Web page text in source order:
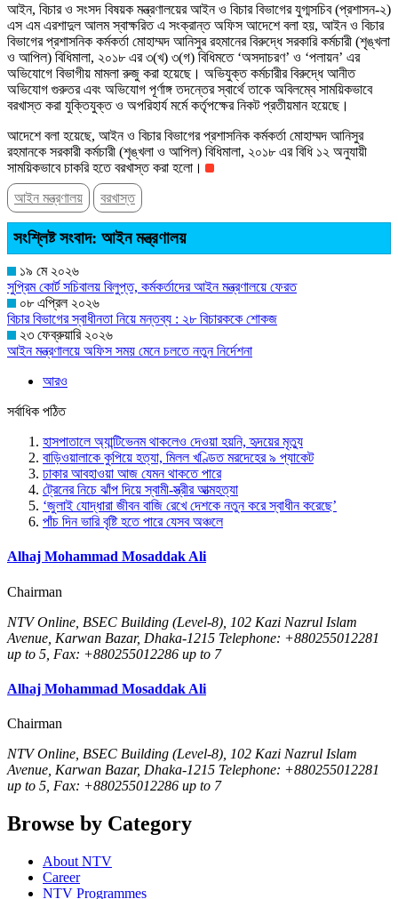
আইন, বিচার ও সংসদ বিষয়ক মন্ত্রণালয়ের আইন ও বিচার বিভাগের যুগ্মসচিব (প্রশাসন-২)
এস এম এরশাদুল আলম স্বাক্ষরিত এ সংক্রান্ত অফিস আদেশে বলা হয়, আইন ও বিচার
বিভাগের প্রশাসনিক কর্মকর্তা মোহাম্মদ আনিসুর রহমানের বিরুদ্ধে সরকারি কর্মচারী (শৃঙ্খলা
ও আপিল) বিধিমালা, ২০১৮ এর ৩(খ) ৩(গ) বিধিমতে ‘অসদাচরণ’ ও ‘পলায়ন’ এর
অভিযোগে বিভাগীয় মামলা রুজু করা হয়েছে। অভিযুক্ত কর্মচারীর বিরুদ্ধে আনীত
অভিযোগ গুরুতর এবং অভিযোগ পূর্ণাঙ্গ তদন্তের স্বার্থে তাকে অবিলম্বে সাময়িকভাবে
বরখাস্ত করা যুক্তিযুক্ত ও অপরিহার্য মর্মে কর্তৃপক্ষের নিকট প্রতীয়মান হয়েছে।
আদেশে বলা হয়েছে, আইন ও বিচার বিভাগের প্রশাসনিক কর্মকর্তা মোহাম্মদ আনিসুর
রহমানকে সরকারী কর্মচারী (শৃঙ্খলা ও আপিল) বিধিমালা, ২০১৮ এর বিধি ১২ অনুযায়ী
সাময়িকভাবে চাকরি হতে বরখাস্ত করা হলো।
আইন মন্ত্রণালয়
বরখাস্ত
সংশ্লিষ্ট সংবাদ: আইন মন্ত্রণালয়
১৯ মে ২০২৬
সুপ্রিম কোর্ট সচিবালয় বিলুপ্ত, কর্মকর্তাদের আইন মন্ত্রণালয়ে ফেরত
০৮ এপ্রিল ২০২৬
বিচার বিভাগের স্বাধীনতা নিয়ে মন্তব্য : ২৮ বিচারককে শোকজ
২৩ ফেব্রুয়ারি ২০২৬
আইন মন্ত্রণালয়ে অফিস সময় মেনে চলতে নতুন নির্দেশনা
আরও
সর্বাধিক পঠিত
হাসপাতালে অ্যান্টিভেনম থাকলেও দেওয়া হয়নি, হৃদয়ের মৃত্যু
বাড়িওয়ালাকে কুপিয়ে হত্যা, মিলল খণ্ডিত মরদেহের ৯ প্যাকেট
ঢাকার আবহাওয়া আজ যেমন থাকতে পারে
ট্রেনের নিচে ঝাঁপ দিয়ে স্বামী-স্ত্রীর আত্মহত্যা
‘জুলাই যোদ্ধারা জীবন বাজি রেখে দেশকে নতুন করে স্বাধীন করেছে’
পাঁচ দিন ভারি বৃষ্টি হতে পারে যেসব অঞ্চলে
Alhaj Mohammad Mosaddak Ali
Chairman
NTV Online, BSEC Building (Level-8), 102 Kazi Nazrul Islam
Avenue, Karwan Bazar, Dhaka-1215 Telephone: +880255012281
up to 5, Fax: +880255012286 up to 7
Alhaj Mohammad Mosaddak Ali
Chairman
NTV Online, BSEC Building (Level-8), 102 Kazi Nazrul Islam
Avenue, Karwan Bazar, Dhaka-1215 Telephone: +880255012281
up to 5, Fax: +880255012286 up to 7
Browse by Category
About NTV
Career
NTV Programmes